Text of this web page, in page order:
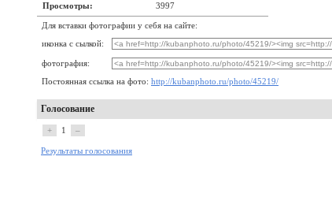
Просмотры: 3997
Для вставки фотографии у себя на сайте:
иконка с сылкой:
фотография:
Постоянная ссылка на фото: http://kubanphoto.ru/photo/45219/
Голосование
+ 1 –
Результаты голосования